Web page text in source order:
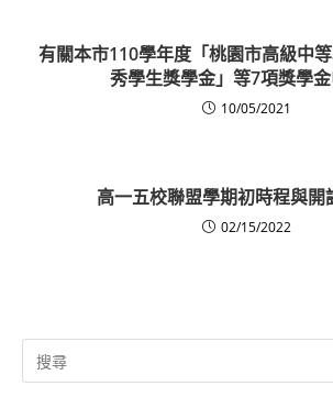
有關本市110學年度「桃園市高級中
秀學生獎學金」等7項獎學
10/05/2021
高一五校聯盟學期初時程與開
02/15/2022
Search
for: